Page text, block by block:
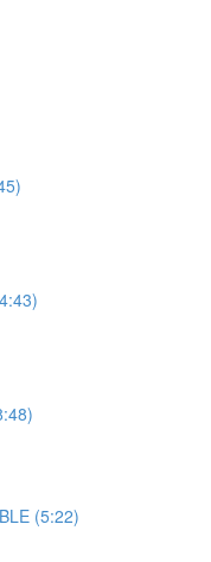
(5:22)